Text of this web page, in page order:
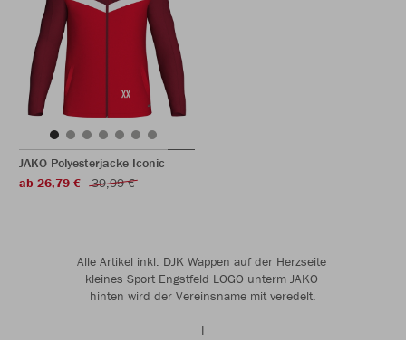
JAKO Polyesterjacke Iconic
ab 26,79 €
39,99 €
Alle Artikel inkl. DJK Wappen auf der Herzseite
kleines Sport Engstfeld LOGO unterm JAKO
hinten wird der Vereinsname mit veredelt.
I